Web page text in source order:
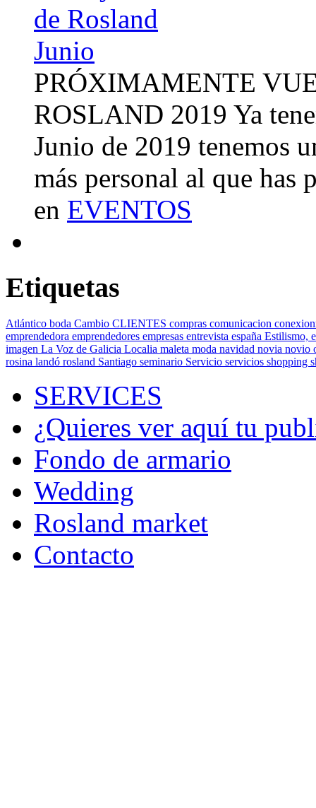
PRÓXIMAMENTE
ROSLAND 2019 Ya
Junio de 2019 tenemos
más personal al que
en EVENTOS
Etiquetas
Atlántico boda Cambio CLIENTES compras comunicacion
emprendedora emprendedores empresas entrevista españa Estilismo,
imagen La Voz de Galicia Localia maleta moda navidad novia novio
rosina landó rosland Santiago seminario Servicio servicios shopping
SERVICES
¿Quieres ver aquí tu
Fondo de armario
Wedding
Rosland market
Contacto